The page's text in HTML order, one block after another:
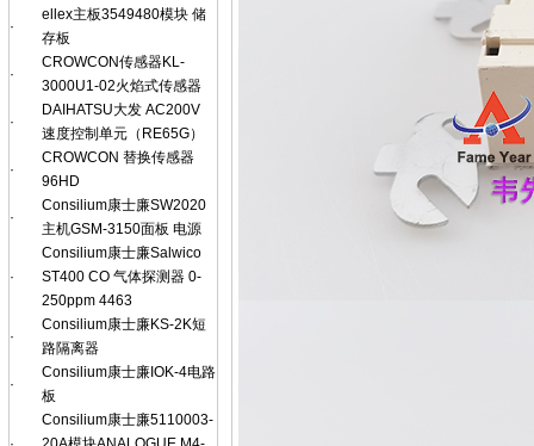
·
ellex主板3549480模块 储
存板
·
CROWCON传感器KL-
3000U1-02火焰式传感器
·
DAIHATSU大发 AC200V
速度控制单元（RE65G）
·
CROWCON 替换传感器
96HD
·
Consilium康士廉SW2020
主机GSM-3150面板 电源
·
Consilium康士廉Salwico
ST400 CO 气体探测器 0-
250ppm 4463
·
Consilium康士廉KS-2K短
路隔离器
·
Consilium康士廉IOK-4电路
板
Consilium康士廉5110003-